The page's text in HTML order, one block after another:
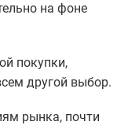
на фоне
покупки,
другой выбор.
рынка, почти